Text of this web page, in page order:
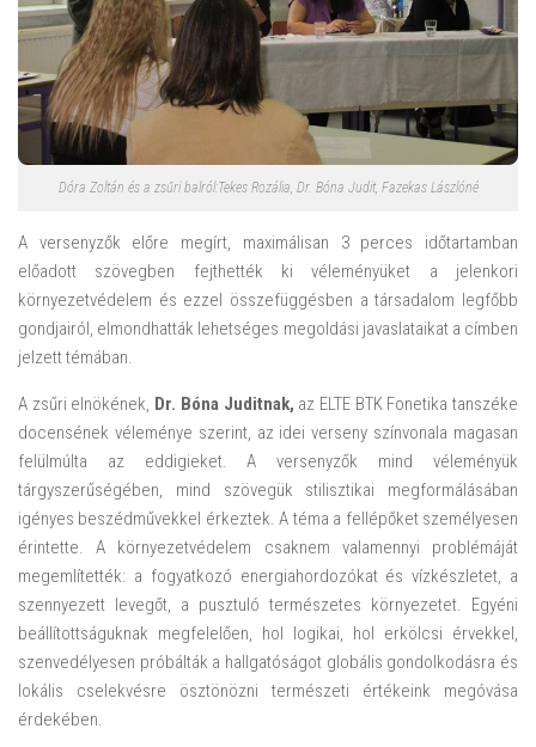
Dóra Zoltán és a zsűri balról:Tekes Rozália, Dr. Bóna Judit, Fazekas Lászlóné
A versenyzők előre megírt, maximálisan 3 perces időtartamban
előadott szövegben fejthették ki véleményüket a jelenkori
környezetvédelem és ezzel összefüggésben a társadalom legfőbb
gondjairól, elmondhatták lehetséges megoldási javaslataikat a címben
jelzett témában.
A zsűri elnökének, Dr. Bóna Juditnak, az ELTE BTK Fonetika tanszéke
docensének véleménye szerint, az idei verseny színvonala magasan
felülmúlta az eddigieket. A versenyzők mind véleményük
tárgyszerűségében, mind szövegük stilisztikai megformálásában
igényes beszédművekkel érkeztek. A téma a fellépőket személyesen
érintette. A környezetvédelem csaknem valamennyi problémáját
megemlítették: a fogyatkozó energiahordozókat és vízkészletet, a
szennyezett levegőt, a pusztuló természetes környezetet. Egyéni
beállítottságuknak megfelelően, hol logikai, hol erkölcsi érvekkel,
szenvedélyesen próbálták a hallgatóságot globális gondolkodásra és
lokális cselekvésre ösztönözni természeti értékeink megóvása
érdekében.